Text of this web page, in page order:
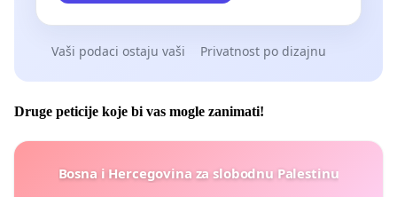
Vaši podaci ostaju vaši Privatnost po dizajnu
Druge peticije koje bi vas mogle zanimati!
Bosna i Hercegovina za slobodnu Palestinu